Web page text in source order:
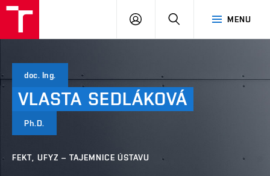
MENU
PŘIHLÁSIT
doc. Ing.
VLASTA SEDLÁKOVÁ
Ph.D.
FEKT, UFYZ – TAJEMNICE ÚSTAVU